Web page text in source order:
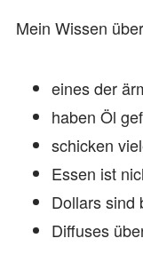
Mein Wissen
eines der
haben Öl
schicken
Essen ist
Dollars sind
Diffuses